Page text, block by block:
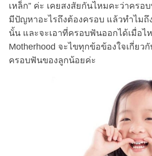
เหล็ก” ค่ะ เคยสงสัยกันไหมคะว่าครอ
มีปัญหาอะไรถึงต้องครอบ แล้วทำไมถึ
นั้น และจะเอาที่ครอบฟันออกได้เมื่อไ
Motherhood จะไขทุกข้อข้องใจเกี่ยวกั
ครอบฟันของลูกน้อยค่ะ